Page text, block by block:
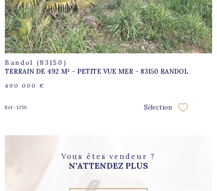
Bandol (83150)
TERRAIN DE 492 M² - PETITE VUE MER - 83150 BANDOL
490 000 €
Réf : 1259 Sélection
Vous êtes vendeur ?
N'ATTENDEZ PLUS